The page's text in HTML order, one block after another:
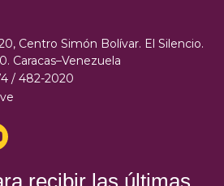
Centro Simón Bolívar. El Silencio.
Caracas–Venezuela
/ 482-2020
recibir las últimas